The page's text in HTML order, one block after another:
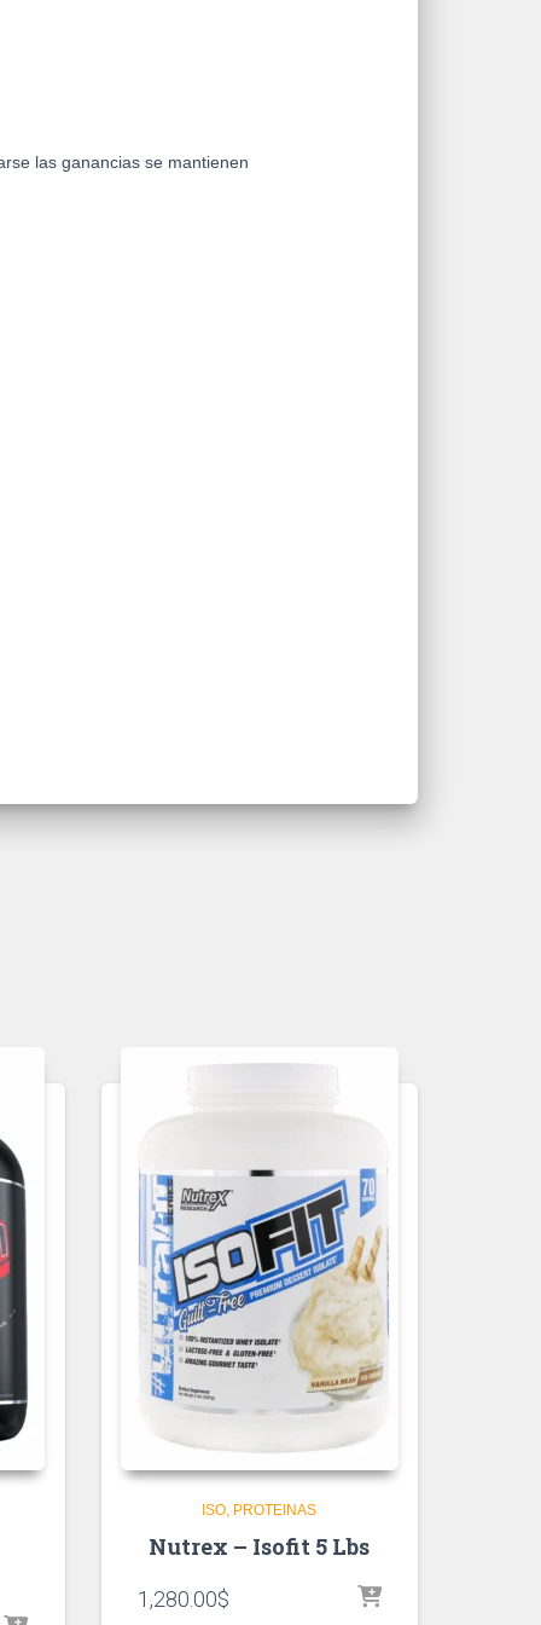
las ganancias se mantienen
ISO PROTEINAS
Nutrex – Isofit 5 Lbs
1,280.00$